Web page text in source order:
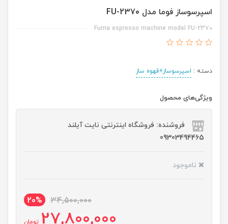
اسپرسوساز فوما مدل FU-2370
Fuma espresso machine model FU-2370
دسته : اسپرسوساز+قهوه ساز
ویژگی‌های محصول
فروشنده: فروشگاه اینترنتی نایت آیلند
09303494465
ناموجود
34,500,000
20%
تومان